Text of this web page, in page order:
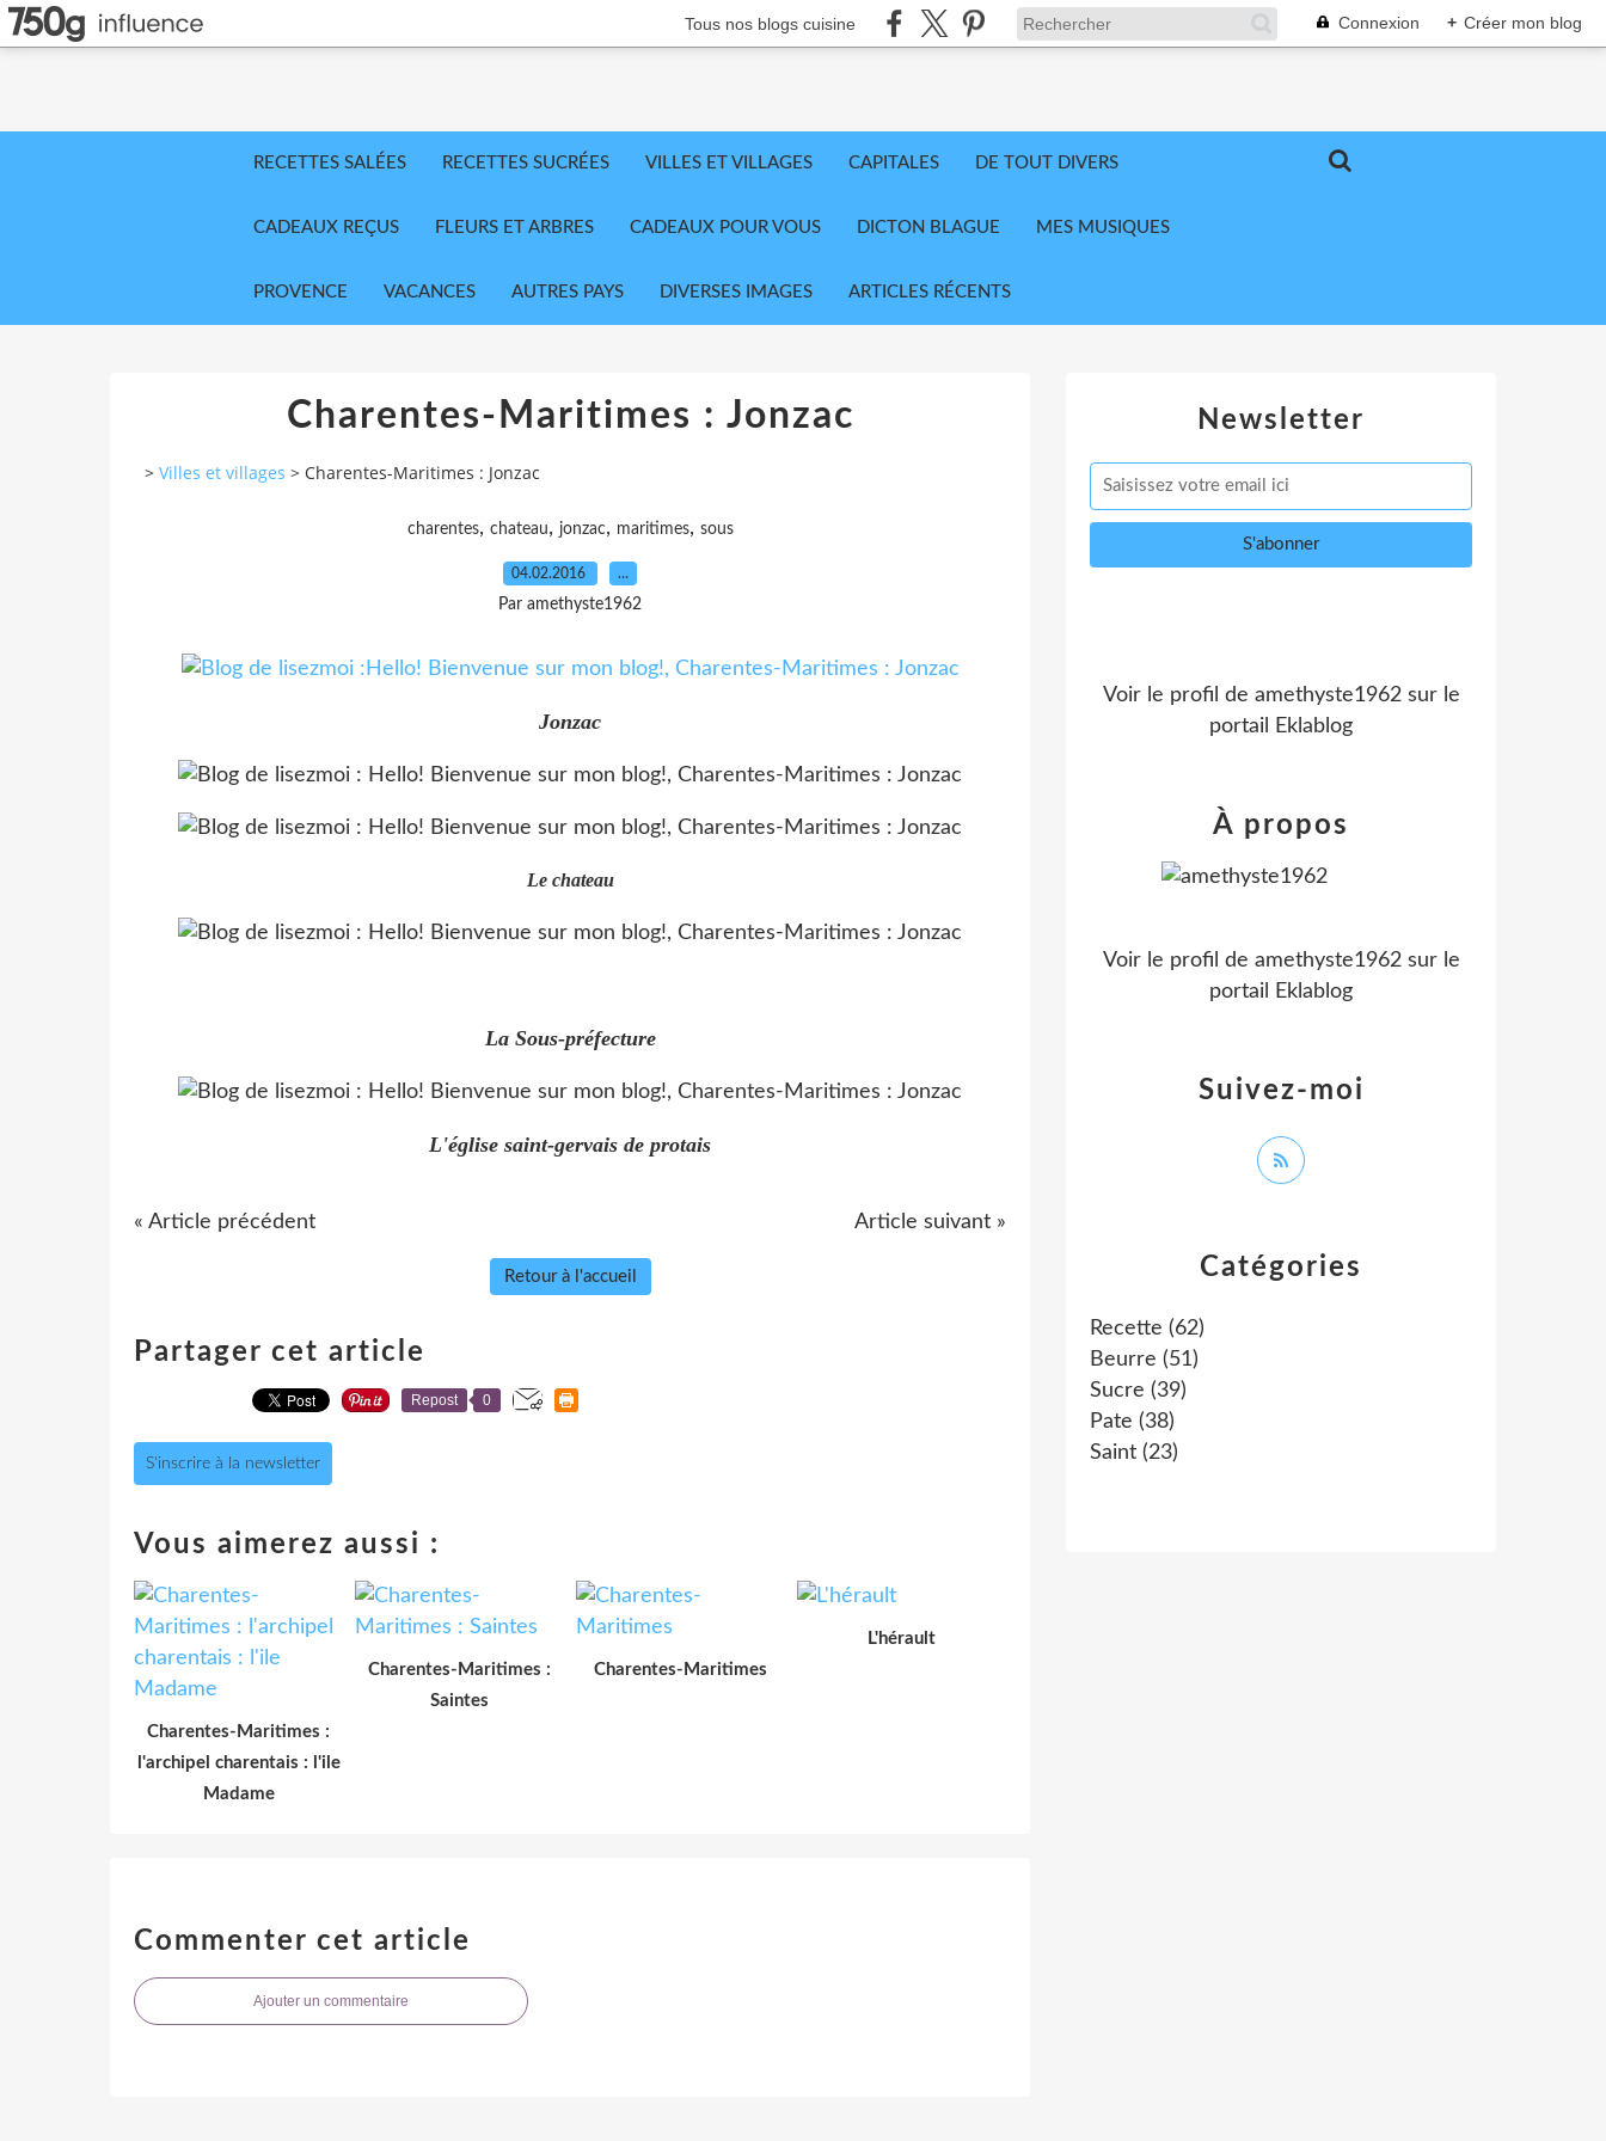
Tous nos blogs cuisine Connexion + Créer mon blog
RECETTES SALÉES RECETTES SUCRÉES VILLES ET VILLAGES CAPITALES DE TOUT DIVERS
CADEAUX REÇUS FLEURS ET ARBRES CADEAUX POUR VOUS DICTON BLAGUE MES MUSIQUES
PROVENCE VACANCES AUTRES PAYS DIVERSES IMAGES ARTICLES RÉCENTS
Charentes-Maritimes : Jonzac
> Villes et villages > Charentes-Maritimes : Jonzac
charentes, chateau, jonzac, maritimes, sous
04.02.2016 …
Par amethyste1962
Jonzac
Le chateau
La Sous-préfecture
L'église saint-gervais de protais
« Article précédent Article suivant »
Retour à l'accueil
Partager cet article
Repost 0
S'inscrire à la newsletter
Vous aimerez aussi :
Charentes-Maritimes :
l'archipel charentais : l'ile
Madame
Charentes-Maritimes :
Saintes
Charentes-Maritimes
L'hérault
Commenter cet article
Ajouter un commentaire
Newsletter
Catégories
Recette (62)
Beurre (51)
Sucre (39)
Pate (38)
Saint (23)
Voir le profil de amethyste1962sur le
portail Eklablog
Suivez-moi
À propos
Voir le profil de amethyste1962sur le
portail Eklablog